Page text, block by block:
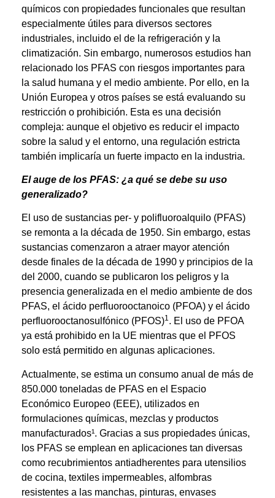
químicos con propiedades funcionales que resultan
especialmente útiles para diversos sectores
industriales, incluido el de la refrigeración y la
climatización. Sin embargo, numerosos estudios han
relacionado los PFAS con riesgos importantes para
la salud humana y el medio ambiente. Por ello, en la
Unión Europea y otros países se está evaluando su
restricción o prohibición. Esta es una decisión
compleja: aunque el objetivo es reducir el impacto
sobre la salud y el entorno, una regulación estricta
también implicaría un fuerte impacto en la industria.
El auge de los PFAS: ¿a qué se debe su uso
generalizado?
El uso de sustancias per- y polifluoroalquilo (PFAS)
se remonta a la década de 1950. Sin embargo, estas
sustancias comenzaron a atraer mayor atención
desde finales de la década de 1990 y principios de la
del 2000, cuando se publicaron los peligros y la
presencia generalizada en el medio ambiente de dos
PFAS, el ácido perfluorooctanoico (PFOA) y el ácido
perfluorooctanosulfónico (PFOS)1. El uso de PFOA
ya está prohibido en la UE mientras que el PFOS
solo está permitido en algunas aplicaciones.
Actualmente, se estima un consumo anual de más de
850.000 toneladas de PFAS en el Espacio
Económico Europeo (EEE), utilizados en
formulaciones químicas, mezclas y productos
manufacturados¹. Gracias a sus propiedades únicas,
los PFAS se emplean en aplicaciones tan diversas
como recubrimientos antiadherentes para utensilios
de cocina, textiles impermeables, alfombras
resistentes a las manchas, pinturas, envases